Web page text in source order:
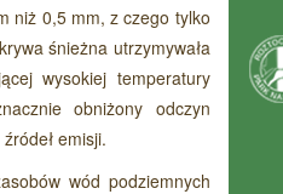
niż 0,5 mm, z czego tylko
śnieżna utrzymywała
wysokiej temperatury
obniżony odczyn
emisji.
wód podziemnych
Czytaj więcej